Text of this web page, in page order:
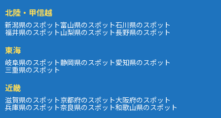
北陸・甲信越
新潟県のスポット富山県のスポット石川県のスポット
福井県のスポット山梨県のスポット長野県のスポット
東海
岐阜県のスポット静岡県のスポット愛知県のスポット
三重県のスポット
近畿
滋賀県のスポット京都府のスポット大阪府のスポット
兵庫県のスポット奈良県のスポット和歌山県のスポット